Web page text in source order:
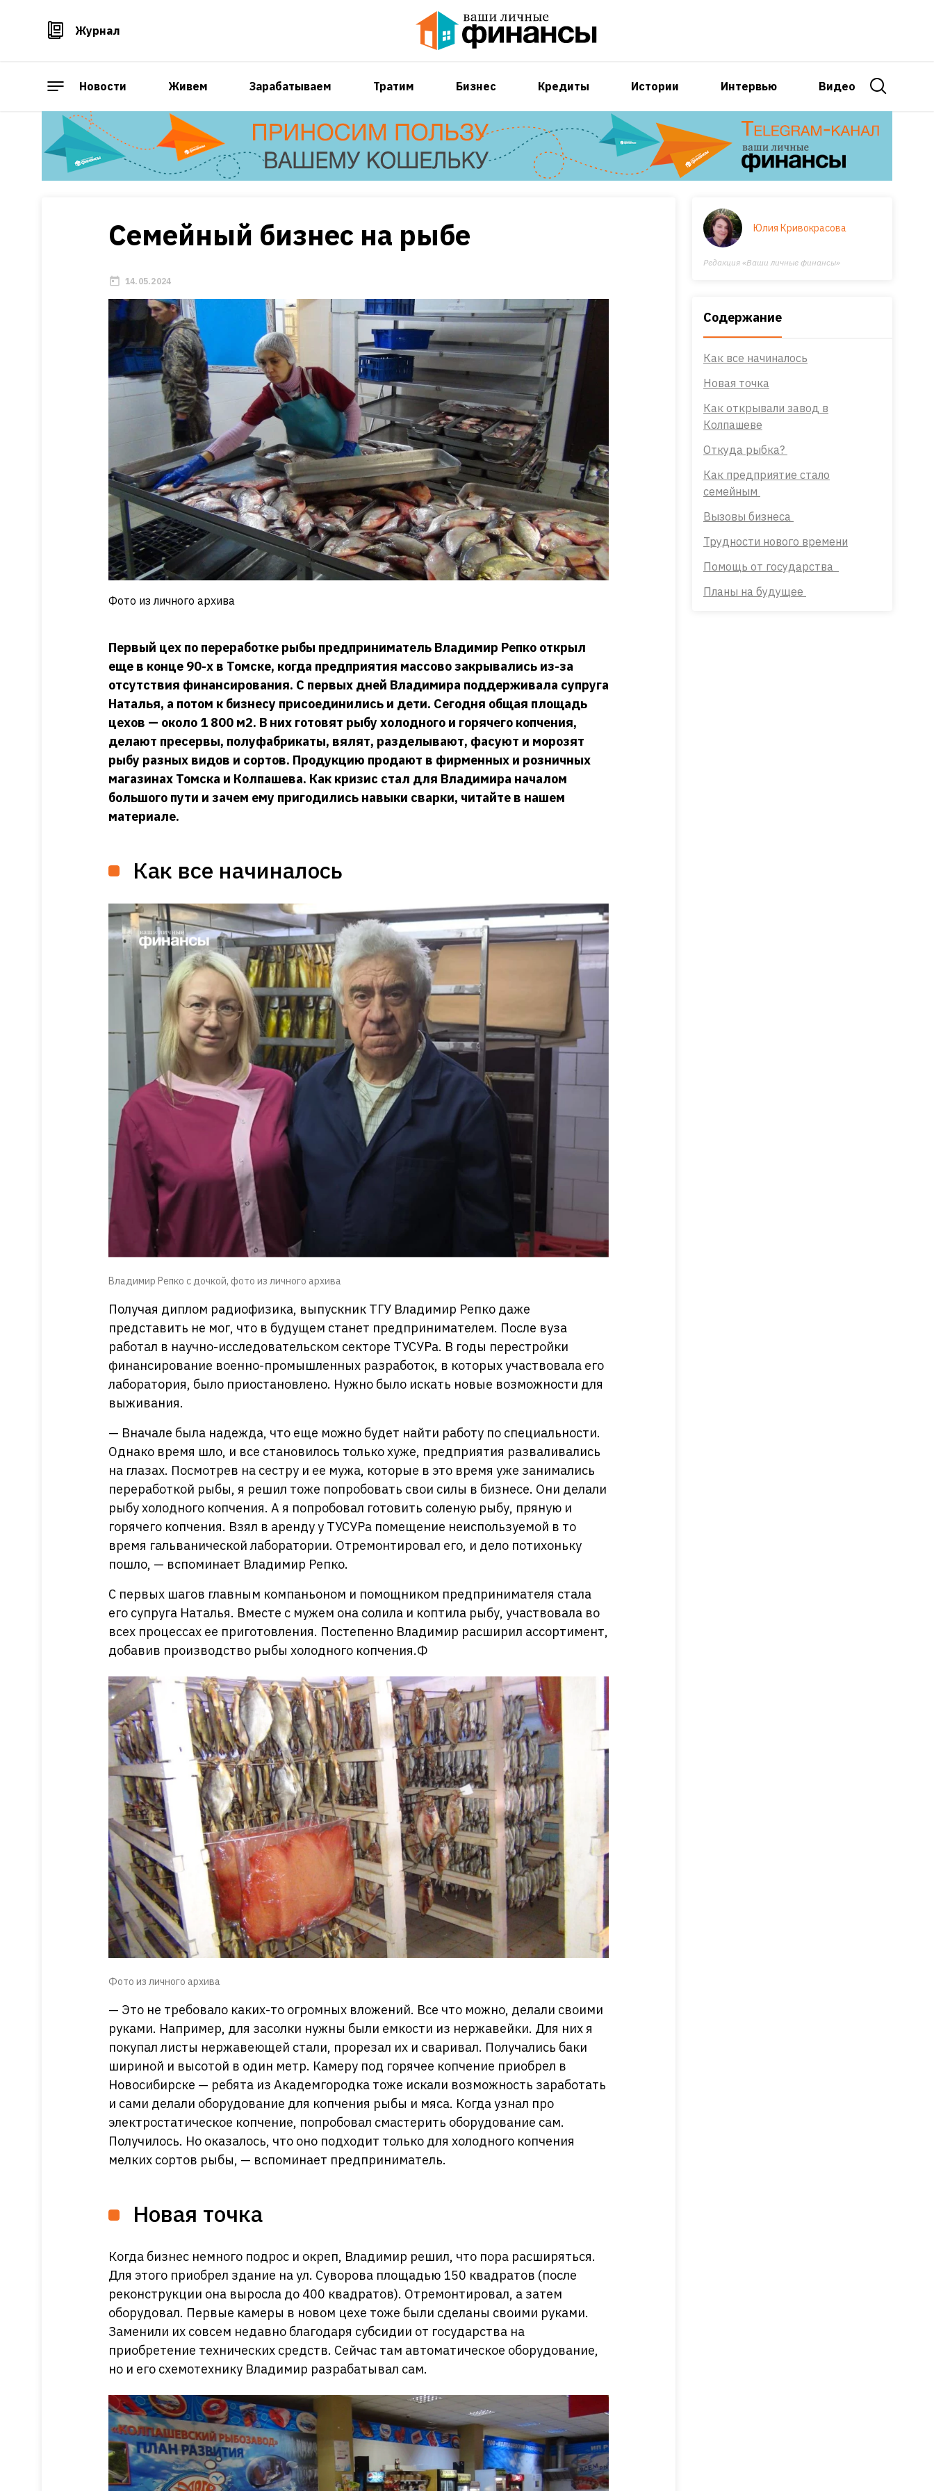
Журнал
Новости Живем Зарабатываем Тратим Бизнес Кредиты Истории Интервью Видео
Семейный бизнес на рыбе
14.05.2024
Фото из личного архива
Юлия Кривокрасова
Редакция «Ваши личные финансы»
Содержание
Как все начиналось
Новая точка
Как открывали завод в
Колпашеве
Откуда рыбка?
Как предприятие стало
семейным
Вызовы бизнеса
Трудности нового времени
Помощь от государства
Планы на будущее
Первый цех по переработке рыбы предприниматель Владимир Репко открыл
еще в конце 90-х в Томске, когда предприятия массово закрывались из-за
отсутствия финансирования. С первых дней Владимира поддерживала супруга
Наталья, а потом к бизнесу присоединились и дети. Сегодня общая площадь
цехов — около 1 800 м2. В них готовят рыбу холодного и горячего копчения,
делают пресервы, полуфабрикаты, вялят, разделывают, фасуют и морозят
рыбу разных видов и сортов. Продукцию продают в фирменных и розничных
магазинах Томска и Колпашева. Как кризис стал для Владимира началом
большого пути и зачем ему пригодились навыки сварки, читайте в нашем
материале.
Как все начиналось
Владимир Репко с дочкой, фото из личного архива
Получая диплом радиофизика, выпускник ТГУ Владимир Репко даже
представить не мог, что в будущем станет предпринимателем. После вуза
работал в научно-исследовательском секторе ТУСУРа. В годы перестройки
финансирование военно-промышленных разработок, в которых участвовала его
лаборатория, было приостановлено. Нужно было искать новые возможности для
выживания.
— Вначале была надежда, что еще можно будет найти работу по специальности.
Однако время шло, и все становилось только хуже, предприятия разваливались
на глазах. Посмотрев на сестру и ее мужа, которые в это время уже занимались
переработкой рыбы, я решил тоже попробовать свои силы в бизнесе. Они делали
рыбу холодного копчения. А я попробовал готовить соленую рыбу, пряную и
горячего копчения. Взял в аренду у ТУСУРа помещение неиспользуемой в то
время гальванической лаборатории. Отремонтировал его, и дело потихоньку
пошло, — вспоминает Владимир Репко.
С первых шагов главным компаньоном и помощником предпринимателя стала
его супруга Наталья. Вместе с мужем она солила и коптила рыбу, участвовала во
всех процессах ее приготовления. Постепенно Владимир расширил ассортимент,
добавив производство рыбы холодного копчения.Ф
Фото из личного архива
— Это не требовало каких-то огромных вложений. Все что можно, делали своими
руками. Например, для засолки нужны были емкости из нержавейки. Для них я
покупал листы нержавеющей стали, прорезал их и сваривал. Получались баки
шириной и высотой в один метр. Камеру под горячее копчение приобрел в
Новосибирске — ребята из Академгородка тоже искали возможность заработать
и сами делали оборудование для копчения рыбы и мяса. Когда узнал про
электростатическое копчение, попробовал смастерить оборудование сам.
Получилось. Но оказалось, что оно подходит только для холодного копчения
мелких сортов рыбы, — вспоминает предприниматель.
Новая точка
Когда бизнес немного подрос и окреп, Владимир решил, что пора расширяться.
Для этого приобрел здание на ул. Суворова площадью 150 квадратов (после
реконструкции она выросла до 400 квадратов). Отремонтировал, а затем
оборудовал. Первые камеры в новом цехе тоже были сделаны своими руками.
Заменили их совсем недавно благодаря субсидии от государства на
приобретение технических средств. Сейчас там автоматическое оборудование,
но и его схемотехнику Владимир разрабатывал сам.